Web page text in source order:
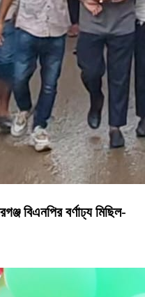
বিএনপির বর্ণাঢ্য মিছিল-